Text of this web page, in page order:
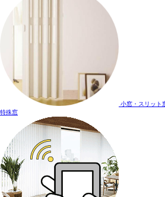
小窓・スリット
特殊窓